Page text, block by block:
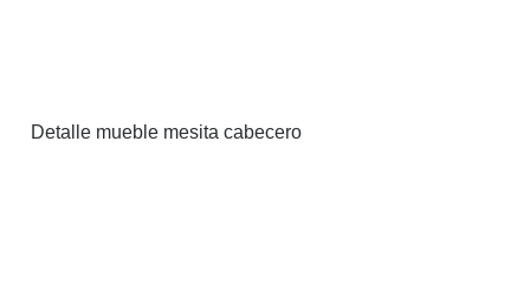
Detalle mueble mesita cabecero